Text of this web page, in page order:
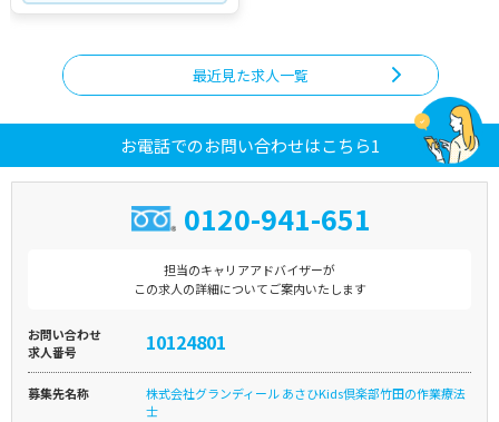
最近見た求人一覧
お電話でのお問い合わせはこちら1
0120-941-651
担当のキャリアアドバイザーが
この求人の詳細についてご案内いたします
お問い合わせ
求人番号
10124801
募集先名称
株式会社グランディール あさひKids倶楽部竹田の作業療法
士